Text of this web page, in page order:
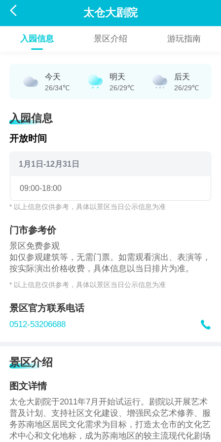
 太仓大剧院
入园信息 景区介绍 游玩指南
今天
26/34℃
明天
26/29℃
后天
26/29℃
入园信息
开放时间
1月1日-12月31日
09:00-18:00
* 以上信息仅供参考，具体以景区当日公示信息为准
门市参考价
景区免费参观
如仅参观建筑等，无需门票。如需观看演出、表演等，
按实际演出价格收费，具体信息以当日排片为准。
* 以上信息仅供参考，具体以景区当日公示信息为准
景区官方联系电话
0512-53206688 
景区介绍
图文详情
太仓大剧院于2011年7月开始试运行。剧院以开展艺术
普及计划、支持社区文化建设、增强民众艺术修养、服
务苏南地区居民文化需求为目标，打造太仓市的文化艺
术中心和文化地标，成为苏南地区的较主流现代化剧场